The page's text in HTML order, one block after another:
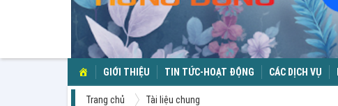
TRANG
CHỦ
GIỚI THIỆU TIN TỨC-HOẠT ĐỘNG CÁC DỊCH VỤ
Trang chủ Tài liệu chung